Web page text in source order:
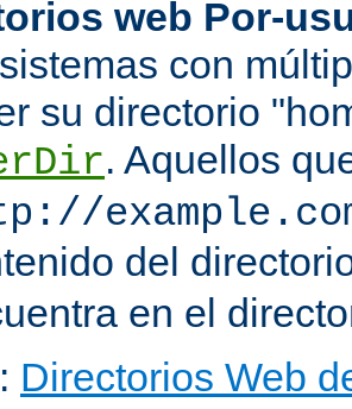
web Por-
con
su directorio
. Aquellos
del
en el
Directorios Web